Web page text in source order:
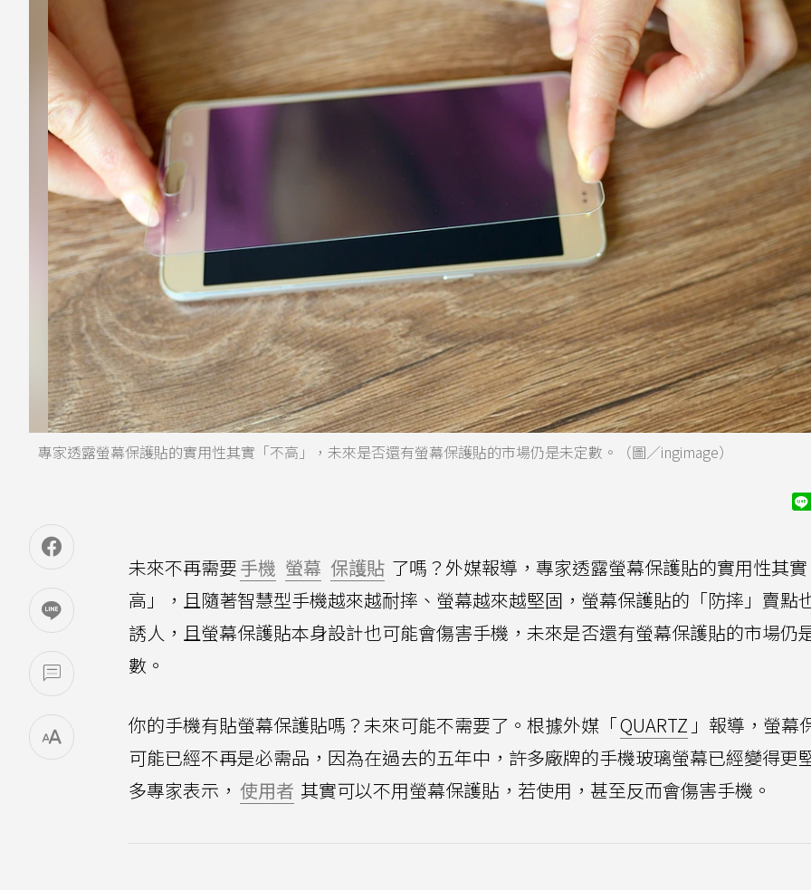
專家透露螢幕保護貼的實用性其實「不高」，未來是否還有螢幕保護貼的市場仍是未定數。（圖／ingimage）
未來不再需要手機 螢幕 保護貼 了嗎？外媒報導，專家透露螢幕保護貼的實用性其
高」，且隨著智慧型手機越來越耐摔、螢幕越來越堅固，螢幕保護貼的「防摔」賣點
誘人，且螢幕保護貼本身設計也可能會傷害手機，未來是否還有螢幕保護貼的市場仍
數。
你的手機有貼螢幕保護貼嗎？未來可能不需要了。根據外媒「QUARTZ 」報導，螢幕
可能已經不再是必需品，因為在過去的五年中，許多廠牌的手機玻璃螢幕已經變得更
多專家表示， 使用者 其實可以不用螢幕保護貼，若使用，甚至反而會傷害手機。